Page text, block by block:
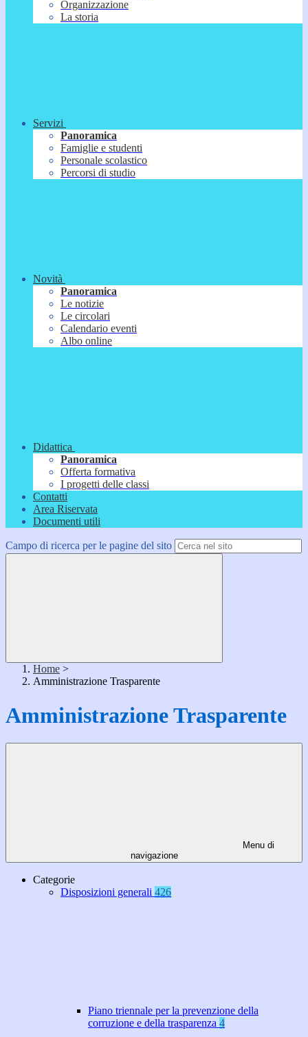
Organizzazione
La storia
Servizi
Panoramica
Famiglie e studenti
Personale scolastico
Percorsi di studio
Novità
Panoramica
Le notizie
Le circolari
Calendario eventi
Albo online
Didattica
Panoramica
Offerta formativa
I progetti delle classi
Contatti
Area Riservata
Documenti utili
Campo di ricerca per le pagine del sito
Home >
Amministrazione Trasparente
Amministrazione Trasparente
Menu di
navigazione
Categorie
Disposizioni generali 426
Piano triennale per la prevenzione della
corruzione e della trasparenza 4